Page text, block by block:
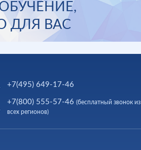
ДЛЯ ВАС
+7(495) 649-17-46
+7(800) 555-57-46 (бесплатный звонок из
всех регионов)